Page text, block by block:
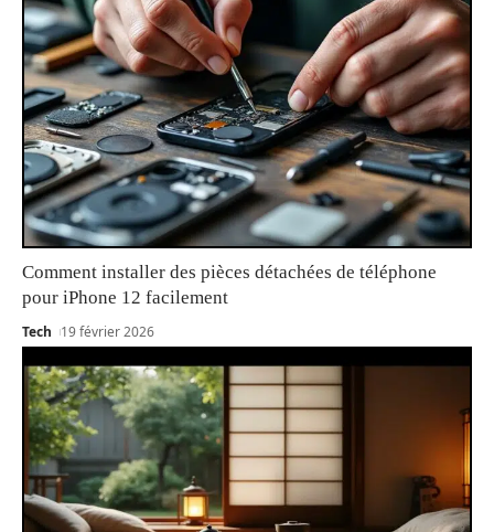
Comment installer des pièces détachées de téléphone
pour iPhone 12 facilement
Tech 19 février 2026